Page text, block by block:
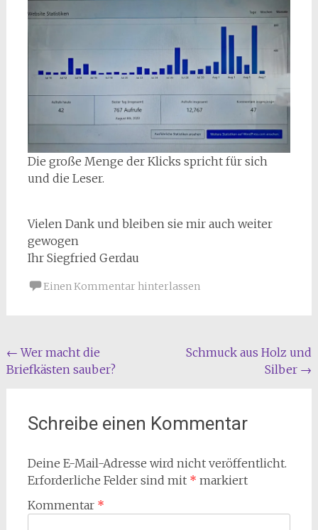
Die große Menge der Klicks spricht für sich
und die Leser.
Vielen Dank und bleiben sie mir auch weiter
gewogen
Ihr Siegfried Gerdau
Einen Kommentar hinterlassen
Beitragsnavigation
← Wer macht die
Briefkästen sauber?
Schmuck aus Holz und
Silber →
Schreibe einen Kommentar
Deine E-Mail-Adresse wird nicht veröffentlicht.
Erforderliche Felder sind mit * markiert
Kommentar *